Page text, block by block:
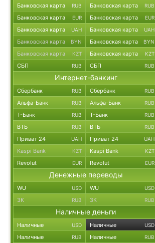
Банковская карта RUB Банковская карта RUB
Банковская карта EUR Банковская карта EUR
Банковская карта UAH Банковская карта UAH
Банковская карта BYN Банковская карта BYN
Банковская карта KZT Банковская карта KZT
СБП RUB СБП RUB
Интернет-банкинг
Сбербанк RUB Сбербанк RUB
Альфа-Банк RUB Альфа-Банк RUB
Т-Банк RUB Т-Банк RUB
ВТБ RUB ВТБ RUB
Приват 24 UAH Приват 24 UAH
Kaspi Bank KZT Kaspi Bank KZT
Revolut EUR Revolut EUR
Денежные переводы
WU USD WU USD
ЗК RUB ЗК RUB
Наличные деньги
Наличные USD Наличные USD
Наличные RUB Наличные RUB